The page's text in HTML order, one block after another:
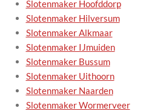
Slotenmaker Hoofddorp
Slotenmaker Hilversum
Slotenmaker Alkmaar
Slotenmaker IJmuiden
Slotenmaker Bussum
Slotenmaker Uithoorn
Slotenmaker Naarden
Slotenmaker Wormerveer